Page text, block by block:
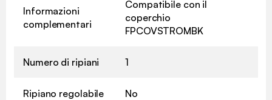
Informazioni
complementari
Compatibile con il
coperchio
FPCOVSTROMBK
Numero di ripiani 1
Ripiano regolabile No